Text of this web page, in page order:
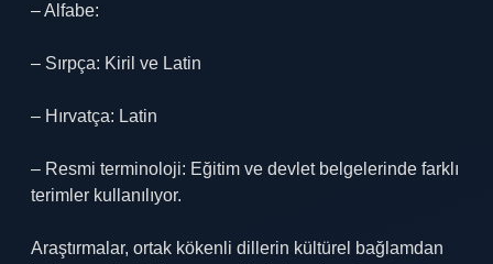
– Alfabe:
– Sırpça: Kiril ve Latin
– Hırvatça: Latin
– Resmi terminoloji: Eğitim ve devlet belgelerinde farklı
terimler kullanılıyor.
Araştırmalar, ortak kökenli dillerin kültürel bağlamdan